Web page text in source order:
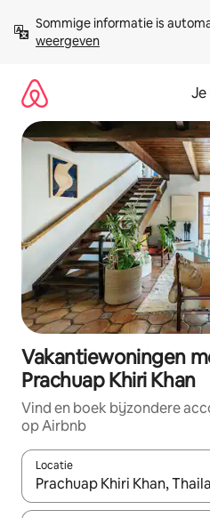
direct
naar
Sommige informatie is
weergeven
Vakantiewoningen
Prachuap Khiri Khan
Vind en boek bijzondere
op Airbnb
Locatie
Wanneer er suggesties